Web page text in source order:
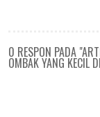
0 RESPON PADA
OMBAK YANG KECIL